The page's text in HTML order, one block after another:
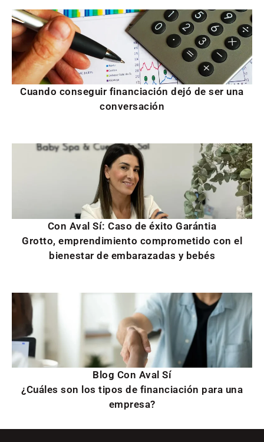
Cuando conseguir financiación dejó de ser una
conversación
Con Aval Sí: Caso de éxito Garántia
Grotto, emprendimiento comprometido con el
bienestar de embarazadas y bebés
Blog Con Aval Sí
¿Cuáles son los tipos de financiación para una
empresa?